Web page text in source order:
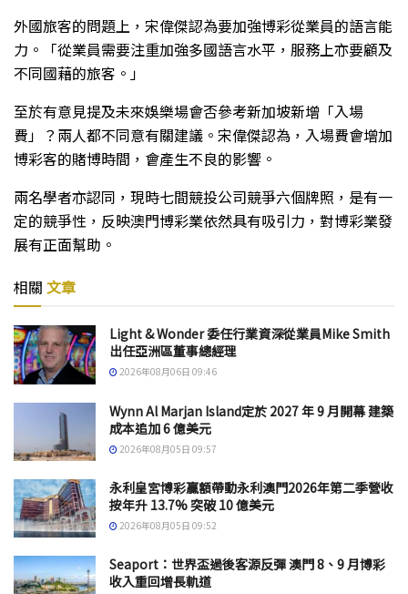
外國旅客的問題上，宋偉傑認為要加強博彩從業員的語言能
力。「從業員需要注重加強多國語言水平，服務上亦要顧及
不同國藉的旅客。」
至於有意見提及未來娛樂場會否參考新加坡新增「入場
費」？兩人都不同意有關建議。宋偉傑認為，入場費會增加
博彩客的賭博時間，會產生不良的影響。
兩名學者亦認同，現時七間競投公司競爭六個牌照，是有一
定的競爭性，反映澳門博彩業依然具有吸引力，對博彩業發
展有正面幫助。
相關 文章
Light & Wonder 委任行業資深從業員Mike Smith
出任亞洲區董事總經理
2026年08月06日 09:46
Wynn Al Marjan Island定於 2027 年 9 月開幕 建築
成本追加 6 億美元
2026年08月05日 09:57
永利皇宮博彩贏額帶動永利澳門2026年第二季營收
按年升 13.7% 突破 10 億美元
2026年08月05日 09:52
Seaport：世界盃過後客源反彈 澳門 8、9 月博彩
收入重回增長軌道